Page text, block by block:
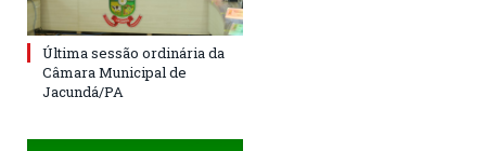
Última sessão ordinária da
Câmara Municipal de
Jacundá/PA